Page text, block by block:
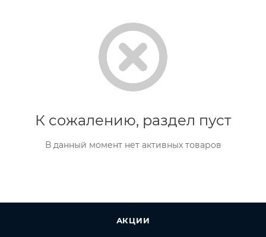
К сожалению, раздел пуст
В данный момент нет активных товаров
АКЦИИ